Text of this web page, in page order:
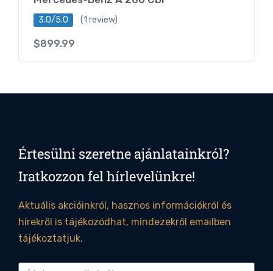
3.0/5.0 (1 review)
$899.99
Értesülni szeretne ajánlatainkról?
Iratkozzon fel hírlevelünkre!
Aktuális akcióinkról, hasznos információkról és
hírekről is tájékozódhat, mindezekről emailben
tájékoztatjuk.